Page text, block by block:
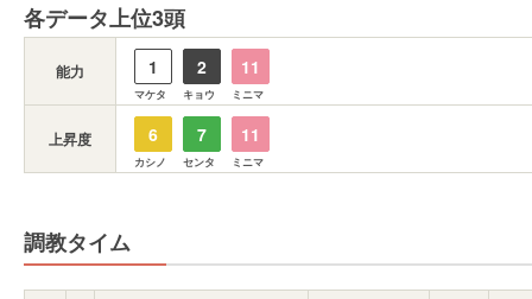
各データ上位3頭
能力 1
マケタ
2
キョウ
11
ミニマ
上昇度 6
カシノ
7
センタ
11
ミニマ
調教タイム